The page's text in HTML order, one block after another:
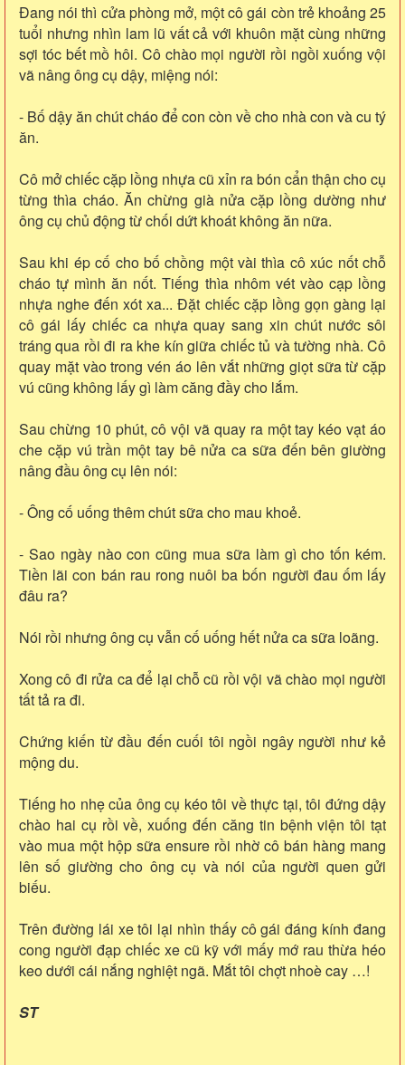
Đang nói thì cửa phòng mở, một cô gái còn trẻ khoảng 25
tuổi nhưng nhìn lam lũ vất cả với khuôn mặt cùng những
sợi tóc bết mồ hôi. Cô chào mọi người rồi ngồi xuống vội
vã nâng ông cụ dậy, miệng nói:
- Bố dậy ăn chút cháo để con còn về cho nhà con và cu tý
ăn.
Cô mở chiếc cặp lồng nhựa cũ xỉn ra bón cẩn thận cho cụ
từng thìa cháo. Ăn chừng già nửa cặp lồng dường như
ông cụ chủ động từ chối dứt khoát không ăn nữa.
Sau khi ép cố cho bố chồng một vài thìa cô xúc nốt chỗ
cháo tự mình ăn nốt. Tiếng thìa nhôm vét vào cạp lồng
nhựa nghe đến xót xa... Đặt chiếc cặp lồng gọn gàng lại
cô gái lấy chiếc ca nhựa quay sang xin chút nước sôi
tráng qua rồi đi ra khe kín giữa chiếc tủ và tường nhà. Cô
quay mặt vào trong vén áo lên vắt những giọt sữa từ cặp
vú cũng không lấy gì làm căng đầy cho lắm.
Sau chừng 10 phút, cô vội vã quay ra một tay kéo vạt áo
che cặp vú trần một tay bê nửa ca sữa đến bên giường
nâng đầu ông cụ lên nói:
- Ông cố uống thêm chút sữa cho mau khoẻ.
- Sao ngày nào con cũng mua sữa làm gì cho tốn kém.
Tiền lãi con bán rau rong nuôi ba bốn người đau ốm lấy
đâu ra?
Nói rồi nhưng ông cụ vẫn cố uống hết nửa ca sữa loãng.
Xong cô đi rửa ca để lại chỗ cũ rồi vội vã chào mọi người
tất tả ra đi.
Chứng kiến từ đầu đến cuối tôi ngồi ngây người như kẻ
mộng du.
Tiếng ho nhẹ của ông cụ kéo tôi về thực tại, tôi đứng dậy
chào hai cụ rồi về, xuống đến căng tin bệnh viện tôi tạt
vào mua một hộp sữa ensure rồi nhờ cô bán hàng mang
lên số giường cho ông cụ và nói của người quen gửi
biếu.
Trên đường lái xe tôi lại nhìn thấy cô gái đáng kính đang
cong người đạp chiếc xe cũ kỹ với mấy mớ rau thừa héo
keo dưới cái nắng nghiệt ngã. Mắt tôi chợt nhoè cay …!
ST